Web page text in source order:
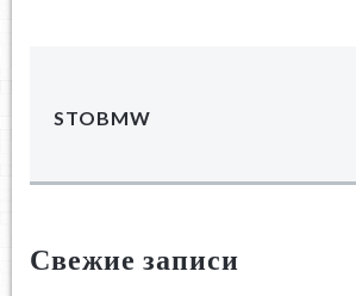
STOBMW
Свежие записи